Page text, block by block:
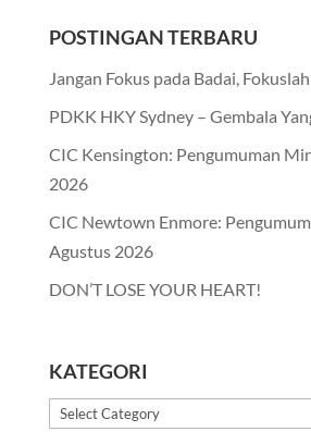
POSTINGAN TERBARU
Jangan Fokus pada Badai,
PDKK HKY Sydney – Gembala
CIC Kensington: Pengumuman
2026
CIC Newtown Enmore:
Agustus 2026
DON’T LOSE YOUR HEART!
KATEGORI
Kategori